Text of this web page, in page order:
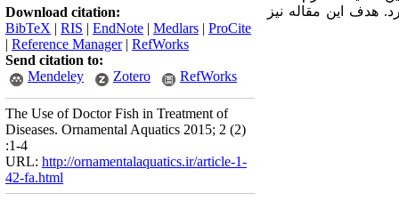
هدف این مقاله نیز
Download citation:
BibTeX | RIS | EndNote | Medlars | ProCite
| Reference Manager| RefWorks
Send citation to:
Mendeley
Zotero RefWorks
The Use of Doctor Fish in Treatment of
Diseases. Ornamental Aquatics 2015; 2 (2)
:1-4
URL: http://ornamentalaquatics.ir/article-1-
42-fa.html